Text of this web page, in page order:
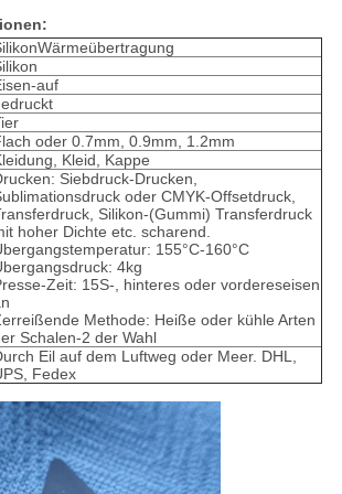
auf
oder 0.7mm, 0.9mm, 1.2mm
Kleid, Kappe
Siebdruck-Drucken,
oder CMYK-Offsetdruck,
Silikon-(Gummi) Transferdruck
hoher Dichte etc. scharend.
155°C-160°C
4kg
Zeit: 15S-, hinteres oder vordereseisen
Methode: Heiße oder kühle Arten
Schalen-2 der Wahl
Eil auf dem Luftweg oder Meer. DHL,
Fedex